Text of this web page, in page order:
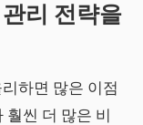
리 전략을
하면 많은 이점
훨씬 더 많은 비